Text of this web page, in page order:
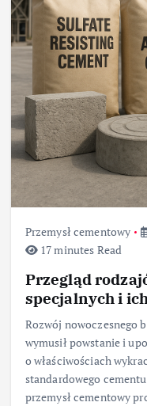
Przemysł cementowy
17 minutes Read
Przegląd
specjalnych i
Rozwój nowoczesnego
wymusił powstanie i
o właściwościach
standardowego
przemysł cementowy